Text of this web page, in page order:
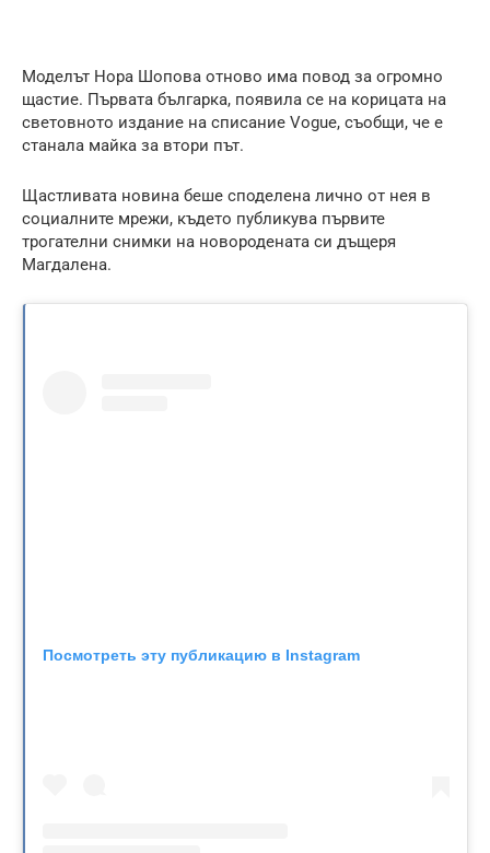
Моделът Нора Шопова отново има повод за огромно
щастие. Първата българка, появила се на корицата на
световното издание на списание Vogue, съобщи, че е
станала майка за втори път.
Щастливата новина беше споделена лично от нея в
социалните мрежи, където публикува първите
трогателни снимки на новородената си дъщеря
Магдалена.
Посмотреть эту публикацию в Instagram